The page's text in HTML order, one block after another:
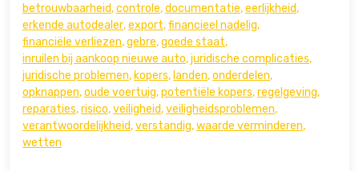
betrouwbaarheid,controle,documentatie,eerlijkheid,
erkende autodealer,export,financieel nadelig,
financiële verliezen,gebre,goede staat,
inruilen bij aankoop nieuwe auto,juridische complicaties,
juridische problemen, kopers, landen,onderdelen,
opknappen,oude voertuig,potentiële kopers,regelgeving,
reparaties,risico,veiligheid,veiligheidsproblemen,
verantwoordelijkheid,verstandig,waarde verminderen,
wetten